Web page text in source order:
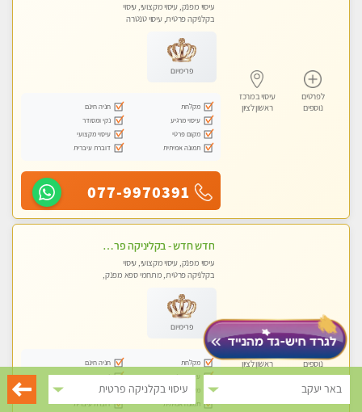
באר יעקב עיסוי בקלניקה פרטית
לפרטים
נוספים
עיסוי במרכז
ראשון לציון
עיסוי מפנק, עיסוי מקצועי, עיסוי
בקלניקה פרטית, עיסוי טנטרה
פרימיום
מקלחת
חניה חינם
עיסוי מרגיע
נקי ומסודר
מקום פרטי
עיסוי מקצועי
תמונה אמיתית
דוברת עיברית
077-9970391
לפרטים
נוספים
עיסוי במרכז
ראשון לציון
חדש חדש - בקליניקה פרטית בבת ים עיסוי לחידוש אנרגיות עיסוי מקצועי מומלץ מאוד ללא מין !!
עיסוי מפנק, עיסוי מקצועי, עיסוי
בקלניקה פרטית, מתחמי ספא מפנק,
פרימיום
מקלחת
חניה חינם
עיסוי מרגיע
נקי ומסודר
מקום פרטי
עיסוי מקצועי
תמונה אמיתית
דוברת עיברית